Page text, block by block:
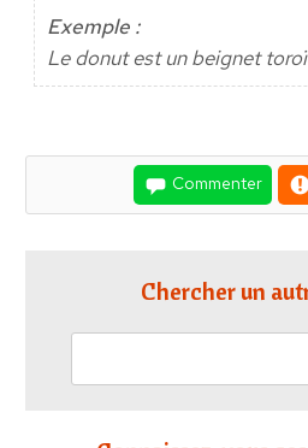
Exemple :
Le donut est un beignet
Commenter
Chercher un